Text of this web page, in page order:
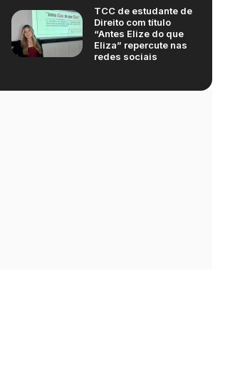
TCC de estudante de
Direito com título
“Antes Elize do que
Eliza” repercute nas
redes sociais